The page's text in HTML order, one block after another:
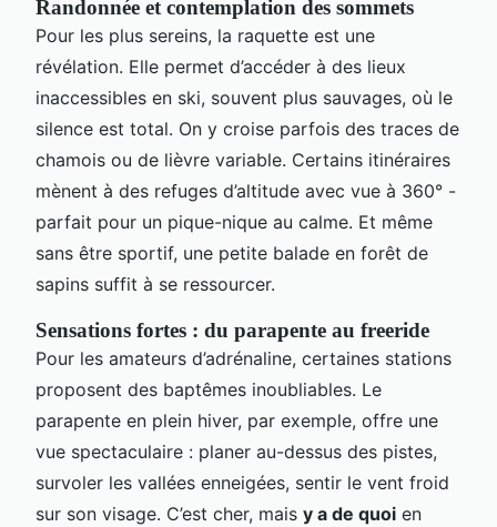
Randonnée et contemplation des sommets
Pour les plus sereins, la raquette est une
révélation. Elle permet d’accéder à des lieux
inaccessibles en ski, souvent plus sauvages, où le
silence est total. On y croise parfois des traces de
chamois ou de lièvre variable. Certains itinéraires
mènent à des refuges d’altitude avec vue à 360° -
parfait pour un pique-nique au calme. Et même
sans être sportif, une petite balade en forêt de
sapins suffit à se ressourcer.
Sensations fortes : du parapente au freeride
Pour les amateurs d’adrénaline, certaines stations
proposent des baptêmes inoubliables. Le
parapente en plein hiver, par exemple, offre une
vue spectaculaire : planer au-dessus des pistes,
survoler les vallées enneigées, sentir le vent froid
sur son visage. C’est cher, mais y a de quoi en